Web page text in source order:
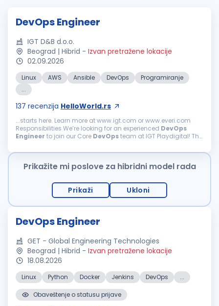
DevOps Engineer
IGT D&B d.o.o.
Beograd | Hibrid - Izvan pretražene lokacije
02.09.2026
Linux AWS Ansible DevOps
Programiranje
...
137 recenzija HelloWorld.rs
...starts here. Learn more at www.igt.com or www.everi.com
Responsibilities We’re looking for an experienced DevOps
Engineer to join our Core DevOpsteam at IGT Playdigital! The
Prikažite mi poslove za hibridni model rada
Prikaži Ukloni
DevOps Engineer
GET - Global Engineering Technologies
Beograd | Hibrid - Izvan pretražene lokacije
18.08.2026
Linux Python Docker Jenkins DevOps ...
Obaveštenje o statusu prijave